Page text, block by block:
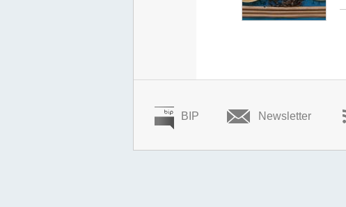
BIP Newsletter